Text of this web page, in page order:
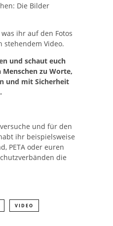
Die Bilder
ihr auf den Fotos
stehendem Video.
und schaut euch
zu Worte,
und mit Sicherheit
und für den
ihr beispielsweise
PETA oder euren
die
VIDEO